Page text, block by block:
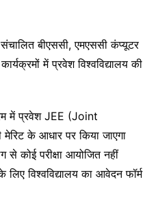
बीएससी, एमएससी कंप्यूटर
में प्रवेश विश्वविद्यालय की
में प्रवेश JEE (Joint
के आधार पर किया जाएगा
से कोई परीक्षा आयोजित नहीं
लिए विश्वविद्यालय का आवेदन फॉर्म